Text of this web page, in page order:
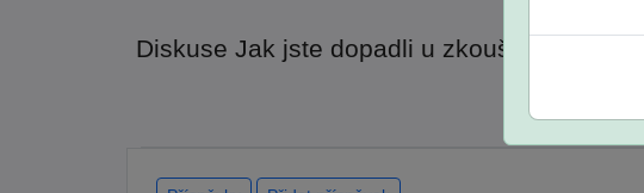
Diskuse Jak jste dopadli u zkoušek na